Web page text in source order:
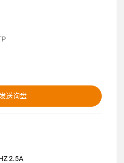
发送询盘
2.5A